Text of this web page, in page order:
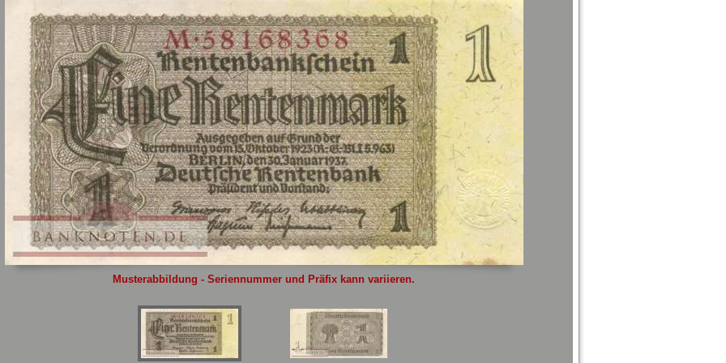
hier
Musterabbildung - Seriennummer und Präfix kann variieren.